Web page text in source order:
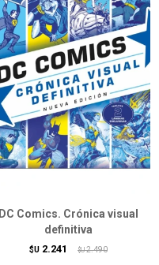
DC Comics. Crónica visual
definitiva
$U 2.241 $U 2.490